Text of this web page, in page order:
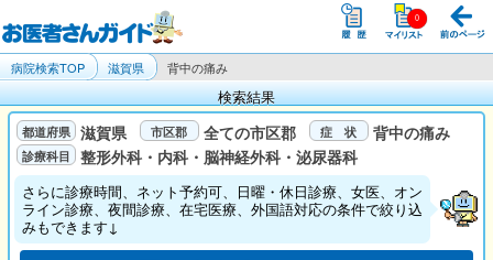
病院検索TOP 滋賀県 背中の痛み
検索結果
滋賀県 全ての市区郡
背中の痛み
整形外科・内科・脳神経外科・泌尿器科
さらに診療時間、ネット予約可、日曜・休日診療、女医、オン
ライン診療、夜間診療、在宅医療、外国語対応の条件で絞り込
みもできます↓